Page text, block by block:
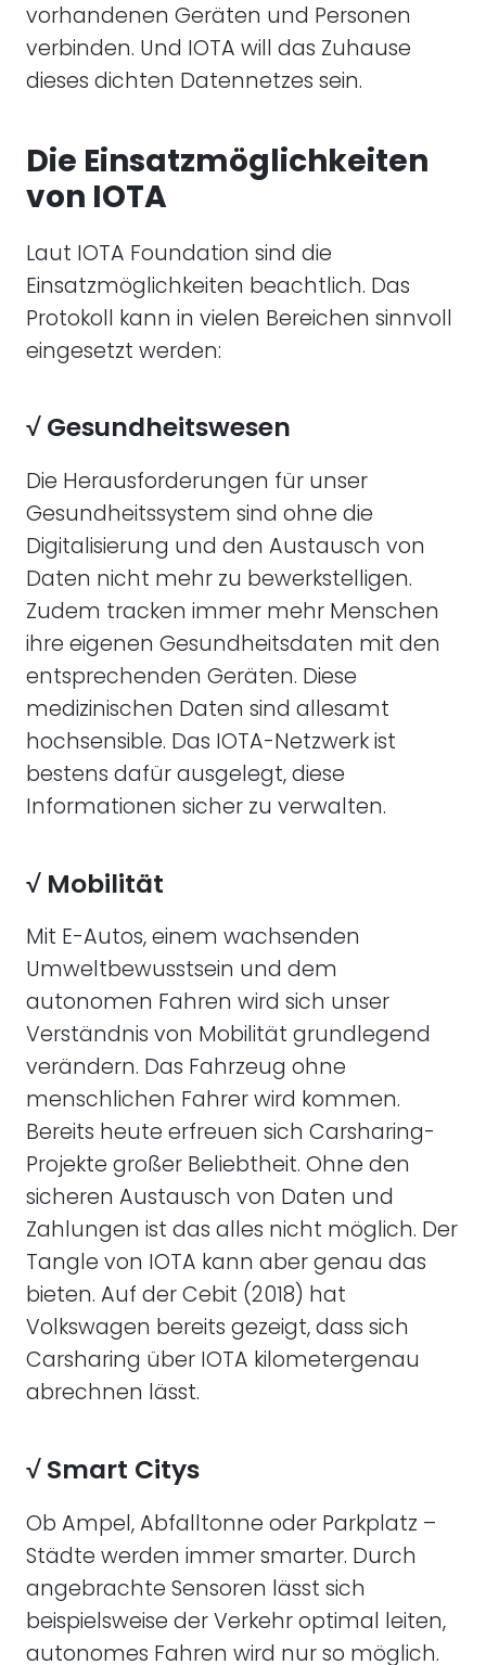
vorhandenen Geräten und Personen
verbinden. Und IOTA will das Zuhause
dieses dichten Datennetzes sein.
Die Einsatzmöglichkeiten
von IOTA
Laut IOTA Foundation sind die
Einsatzmöglichkeiten beachtlich. Das
Protokoll kann in vielen Bereichen sinnvoll
eingesetzt werden:
√ Gesundheitswesen
Die Herausforderungen für unser
Gesundheitssystem sind ohne die
Digitalisierung und den Austausch von
Daten nicht mehr zu bewerkstelligen.
Zudem tracken immer mehr Menschen
ihre eigenen Gesundheitsdaten mit den
entsprechenden Geräten. Diese
medizinischen Daten sind allesamt
hochsensible. Das IOTA-Netzwerk ist
bestens dafür ausgelegt, diese
Informationen sicher zu verwalten.
√ Mobilität
Mit E-Autos, einem wachsenden
Umweltbewusstsein und dem
autonomen Fahren wird sich unser
Verständnis von Mobilität grundlegend
verändern. Das Fahrzeug ohne
menschlichen Fahrer wird kommen.
Bereits heute erfreuen sich Carsharing-
Projekte großer Beliebtheit. Ohne den
sicheren Austausch von Daten und
Zahlungen ist das alles nicht möglich. Der
Tangle von IOTA kann aber genau das
bieten. Auf der Cebit (2018) hat
Volkswagen bereits gezeigt, dass sich
Carsharing über IOTA kilometergenau
abrechnen lässt.
√ Smart Citys
Ob Ampel, Abfalltonne oder Parkplatz –
Städte werden immer smarter. Durch
angebrachte Sensoren lässt sich
beispielsweise der Verkehr optimal leiten,
autonomes Fahren wird nur so möglich.